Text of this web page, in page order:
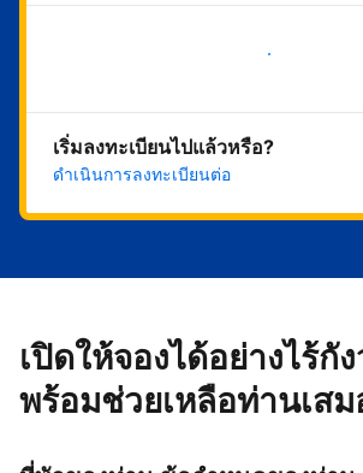
เริ่มดำเนินการเลย
เริ่มลงทะเบียนไปแล้วหรือ?
ดำเนินการลงทะเบียนต่อ
เปิดให้จองได้อย่างไร้กัง
พร้อมช่วยเหลือท่านเสม